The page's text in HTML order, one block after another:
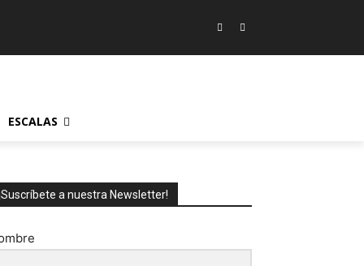
ESCALAS
a nuestra Newsletter!